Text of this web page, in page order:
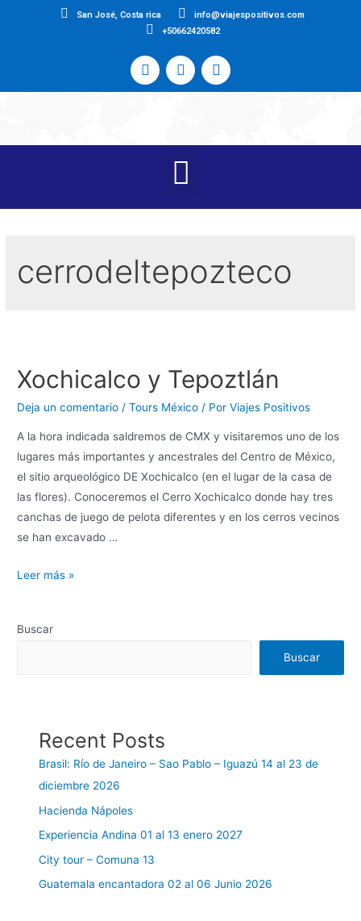
San José, Costa rica
info@viajespositivos.com
+50662420582
cerrodeltepozteco
Xochicalco y Tepoztlán
Deja un comentario /Tours México / PorViajes Positivos
A la hora indicada saldremos de CMX y visitaremos uno de los
lugares más importantes y ancestrales del Centro de México,
el sitio arqueológico DE Xochicalco (en el lugar de la casa de
las flores). Conoceremos el Cerro Xochicalco donde hay tres
canchas de juego de pelota diferentes y en los cerros vecinos
se han excavado …
Leer más »
Buscar
Buscar
Recent Posts
Brasil: Río de Janeiro – Sao Pablo – Iguazú 14 al 23 de
diciembre 2026
Hacienda Nápoles
Experiencia Andina 01 al 13 enero 2027
City tour – Comuna 13
Guatemala encantadora 02 al 06 Junio 2026